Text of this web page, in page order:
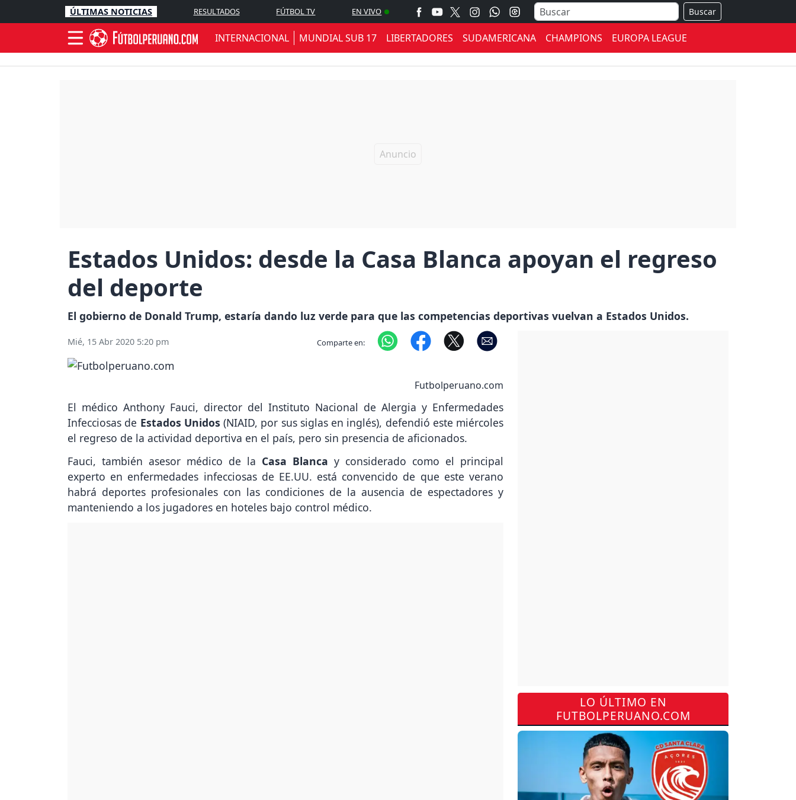
ÚLTIMAS NOTICIAS RESULTADOS FÚTBOL TV EN VIVO Buscar
INTERNACIONAL MUNDIAL SUB 17 LIBERTADORES SUDAMERICANA CHAMPIONS EUROPA LEAGUE
Estados Unidos: desde la Casa Blanca apoyan el regreso
del deporte
El gobierno de Donald Trump, estaría dando luz verde para que las competencias deportivas vuelvan a Estados Unidos.
Mié, 15 Abr 2020 5:20 pm Comparte en:
Futbolperuano.com
El médico Anthony Fauci, director del Instituto Nacional de Alergia y Enfermedades
Infecciosas de Estados Unidos (NIAID, por sus siglas en inglés), defendió este miércoles
el regreso de la actividad deportiva en el país, pero sin presencia de aficionados.
Fauci, también asesor médico de la Casa Blanca y considerado como el principal
experto en enfermedades infecciosas de EE.UU. está convencido de que este verano
habrá deportes profesionales con las condiciones de la ausencia de espectadores y
manteniendo a los jugadores en hoteles bajo control médico.
LO ÚLTIMO EN
FUTBOLPERUANO.COM